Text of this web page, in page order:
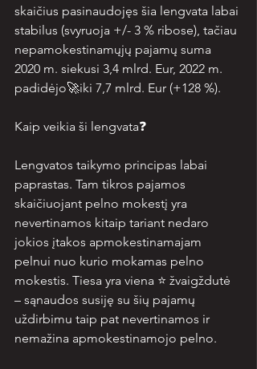
skaičius pasinaudojęs šia lengvata labai
stabilus (svyruoja +/- 3 % ribose), tačiau
nepamokestinamųjų pajamų suma
2020 m. siekusi 3,4 mlrd. Eur, 2022 m.
padidėjo🚀iki 7,7 mlrd. Eur (+128 %).
Kaip veikia ši lengvata❓
Lengvatos taikymo principas labai
paprastas. Tam tikros pajamos
skaičiuojant pelno mokestį yra
nevertinamos kitaip tariant nedaro
jokios įtakos apmokestinamajam
pelnui nuo kurio mokamas pelno
mokestis. Tiesa yra viena ⭐ žvaigždutė
– sąnaudos susiję su šių pajamų
uždirbimu taip pat nevertinamos ir
nemažina apmokestinamojo pelno.